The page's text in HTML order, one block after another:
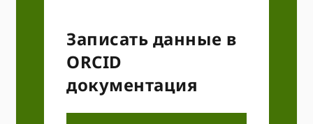
Записать данные в
ORCID
документация